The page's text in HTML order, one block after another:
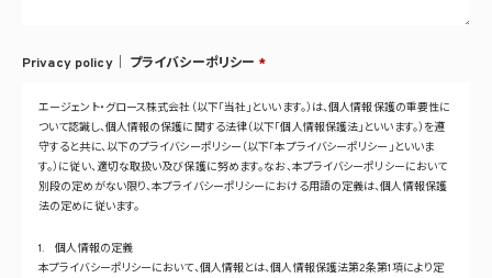
Privacy policy｜ プライバシーポリシー *
エージェント・グロース株式会社（以下「当社」といいます。）は、個人情報保護の重要性に
ついて認識し、個人情報の保護に関する法律（以下「個人情報保護法」といいます。）を遵
守すると共に、以下のプライバシーポリシー（以下「本プライバシーポリシー」といいま
す。）に従い、適切な取扱い及び保護に努めます。なお、本プライバシーポリシーにおいて
別段の定めがない限り、本プライバシーポリシーにおける用語の定義は、個人情報保護
法の定めに従います。
1. 個人情報の定義
本プライバシーポリシーにおいて、個人情報とは、個人情報保護法第2条第1項により定